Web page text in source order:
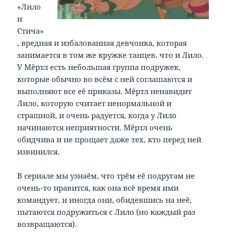
«Лило
и
Стича»
, вредная и избалованная девчонка, которая
занимается в том же кружке танцев, что и Лило.
У Мёртл есть небольшая группа подружек,
которые обычно во всём с ней соглашаются и
выполняют все её приказы. Мёртл ненавидит
Лило, которую считает ненормальной и
страшной, и очень радуется, когда у Лило
начинаются неприятности. Мёртл очень
обидчива и не прощает даже тех, кто перед ней
извинился.
В сериале мы узнаём, что трём её подругам не
очень-то нравится, как она всё время ими
командует, и иногда они, обидевшись на неё,
пытаются подружиться с Лило (но каждый раз
возвращаются).